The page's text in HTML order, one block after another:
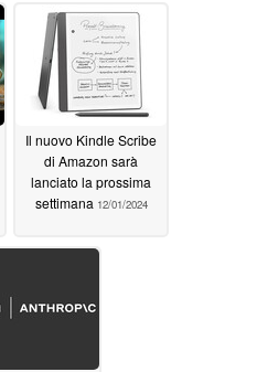
Il nuovo Kindle Scribe
di Amazon sarà
lanciato la prossima
settimana 12/01/2024